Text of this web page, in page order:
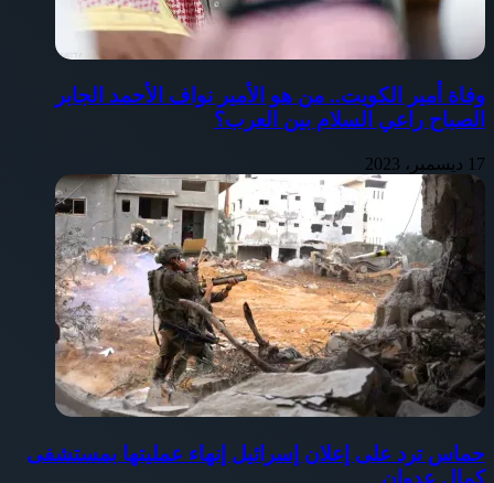
وفاة أمير الكويت.. من هو الأمير نواف الأحمد الجابر
الصباح راعي السلام بين العرب؟
17 ديسمبر، 2023
حماس ترد على إعلان إسرائيل إنهاء عمليتها بمستشفى
كمال عدوان